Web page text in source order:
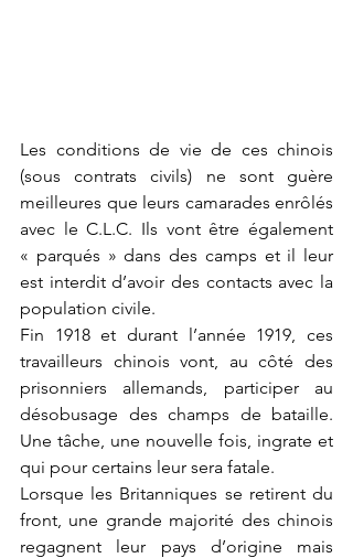
Les conditions de vie de ces chinois
(sous contrats civils) ne sont guère
meilleures que leurs camarades enrôlés
avec le C.L.C. Ils vont être également
« parqués » dans des camps et il leur
est interdit d’avoir des contacts avec la
population civile.
Fin 1918 et durant l’année 1919, ces
travailleurs chinois vont, au côté des
prisonniers allemands, participer au
désobusage des champs de bataille.
Une tâche, une nouvelle fois, ingrate et
qui pour certains leur sera fatale.
Lorsque les Britanniques se retirent du
front, une grande majorité des chinois
regagnent leur pays d’origine mais